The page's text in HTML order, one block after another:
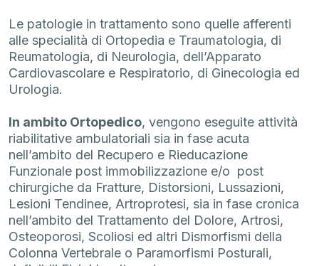
Le patologie in trattamento sono quelle afferenti
alle specialità di Ortopedia e Traumatologia, di
Reumatologia, di Neurologia, dell’Apparato
Cardiovascolare e Respiratorio, di Ginecologia ed
Urologia.
In ambito Ortopedico, vengono eseguite attività
riabilitative ambulatoriali sia in fase acuta
nell’ambito del Recupero e Rieducazione
Funzionale post immobilizzazione e/o post
chirurgiche da Fratture, Distorsioni, Lussazioni,
Lesioni Tendinee, Artroprotesi, sia in fase cronica
nell’ambito del Trattamento del Dolore, Artrosi,
Osteoporosi, Scoliosi ed altri Dismorfismi della
Colonna Vertebrale o Paramorfismi Posturali,